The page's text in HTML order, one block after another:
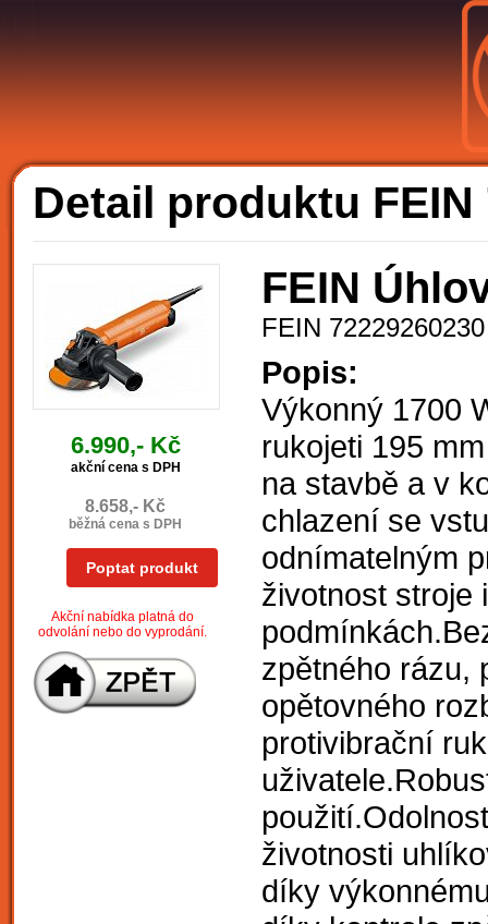
Detail produktu FEIN
6.990,- Kč
akční cena s DPH
8.658,- Kč
běžná cena s DPH
Poptat produkt
Akční nabídka platná do
odvolání nebo do vyprodání.
FEIN
FEIN 72229260230
Popis:
Výkonný 1700
rukojeti 195
na stavbě a v
chlazení se
odnímatelným
životnost stroje
zpětného rázu,
opětovného
protivibrační
životnosti
díky